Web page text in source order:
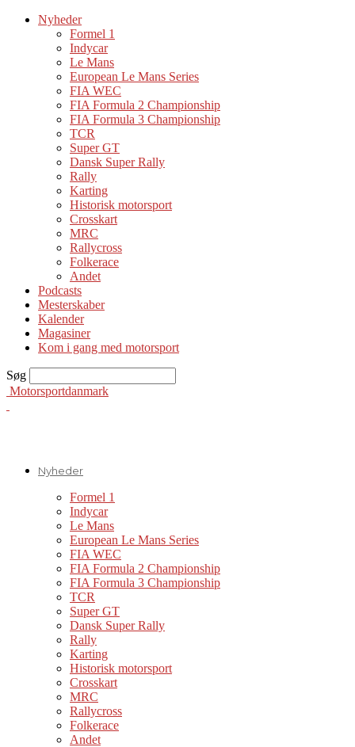
Nyheder
Formel 1
Indycar
Le Mans
European Le Mans Series
FIA WEC
FIA Formula 2 Championship
FIA Formula 3 Championship
TCR
Super GT
Dansk Super Rally
Rally
Karting
Historisk motorsport
Crosskart
MRC
Rallycross
Folkerace
Andet
Podcasts
Mesterskaber
Kalender
Magasiner
Kom i gang med motorsport
Søg
Motorsportdanmark
Nyheder
Formel 1
Indycar
Le Mans
European Le Mans Series
FIA WEC
FIA Formula 2 Championship
FIA Formula 3 Championship
TCR
Super GT
Dansk Super Rally
Rally
Karting
Historisk motorsport
Crosskart
MRC
Rallycross
Folkerace
Andet